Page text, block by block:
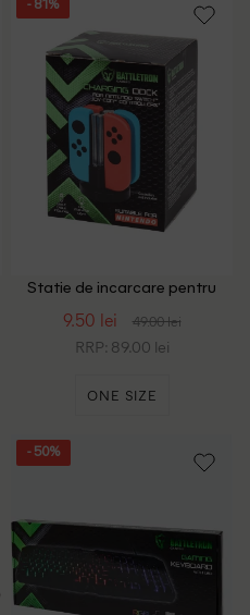
- 81%
Statie de incarcare pentru
Battletron, negru
9.50 lei 49.00 lei
RRP: 89.00 lei
ONE SIZE
- 50%